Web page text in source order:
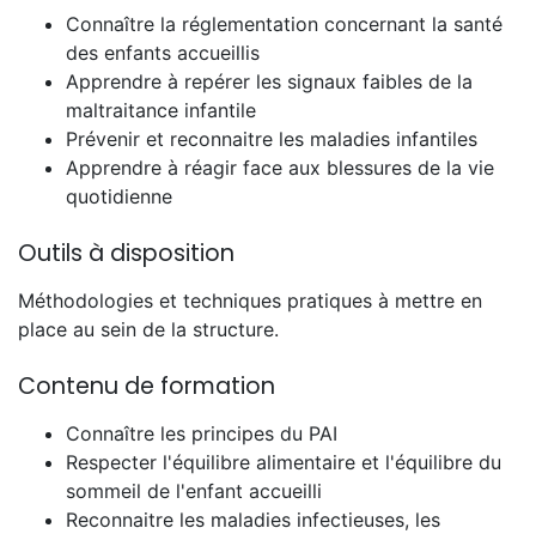
Connaître la réglementation concernant la santé
des enfants accueillis
Apprendre à repérer les signaux faibles de la
maltraitance infantile
Prévenir et reconnaitre les maladies infantiles
Apprendre à réagir face aux blessures de la vie
quotidienne
Outils à disposition
Méthodologies et techniques pratiques à mettre en
place au sein de la structure.
Contenu de formation
Connaître les principes du PAI
Respecter l'équilibre alimentaire et l'équilibre du
sommeil de l'enfant accueilli
Reconnaitre les maladies infectieuses, les